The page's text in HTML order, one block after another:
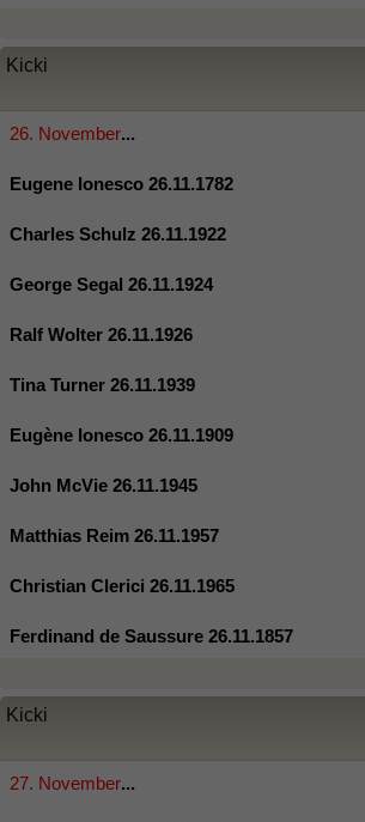
Kicki
26. November...
Eugene Ionesco 26.11.1782
Charles Schulz 26.11.1922
George Segal 26.11.1924
Ralf Wolter 26.11.1926
Tina Turner 26.11.1939
Eugène Ionesco 26.11.1909
John McVie 26.11.1945
Matthias Reim 26.11.1957
Christian Clerici 26.11.1965
Ferdinand de Saussure 26.11.1857
Kicki
27. November...